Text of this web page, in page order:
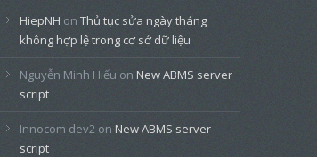
HiepNH on Thủ tục sửa ngày tháng
không hợp lệ trong cơ sở dữ liệu
Nguyễn Minh Hiếu on New ABMS server
script
Innocom dev2 on New ABMS server
script